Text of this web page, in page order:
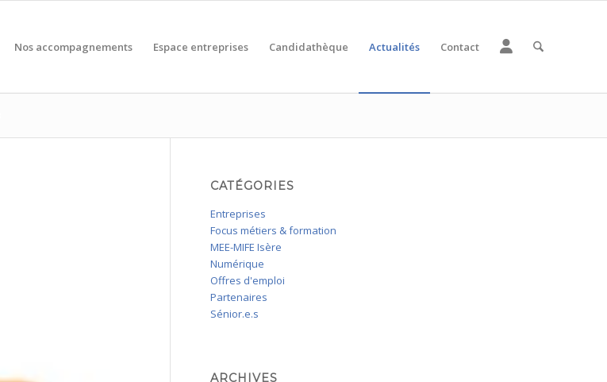
Nos accompagnements Espace entreprises Candidathèque Actualités Contact
CATÉGORIES
Entreprises
Focus métiers & formation
MEE-MIFE Isère
Numérique
Offres d'emploi
Partenaires
Sénior.e.s
ARCHIVES